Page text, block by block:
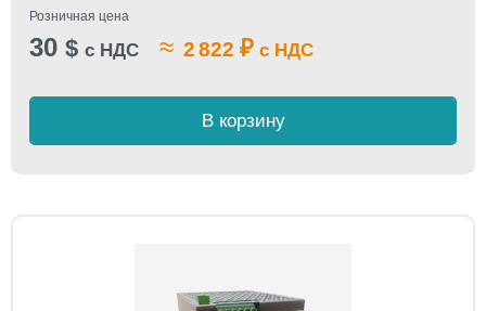
Розничная цена
30 $ с НДС ≈ 2 822 ₽ с НДС
В корзину